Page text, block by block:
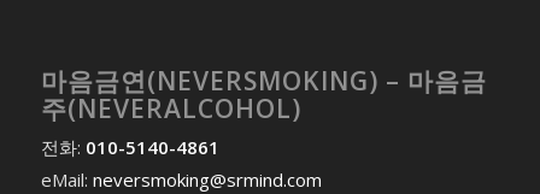
마음금연(NEVERSMOKING) – 마음금
주(NEVERALCOHOL)
전화: 010-5140-4861
eMail: neversmoking@srmind.com